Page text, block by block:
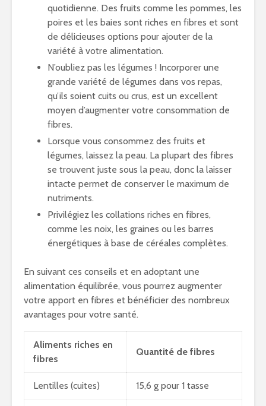
quotidienne. Des fruits comme les pommes, les
poires et les baies sont riches en fibres et sont
de délicieuses options pour ajouter de la
variété à votre alimentation.
N’oubliez pas les légumes ! Incorporer une
grande variété de légumes dans vos repas,
qu’ils soient cuits ou crus, est un excellent
moyen d’augmenter votre consommation de
fibres.
Lorsque vous consommez des fruits et
légumes, laissez la peau. La plupart des fibres
se trouvent juste sous la peau, donc la laisser
intacte permet de conserver le maximum de
nutriments.
Privilégiez les collations riches en fibres,
comme les noix, les graines ou les barres
énergétiques à base de céréales complètes.
En suivant ces conseils et en adoptant une
alimentation équilibrée, vous pourrez augmenter
votre apport en fibres et bénéficier des nombreux
avantages pour votre santé.
Aliments riches en
fibres
Quantité de fibres
Lentilles (cuites) 15,6 g pour 1 tasse